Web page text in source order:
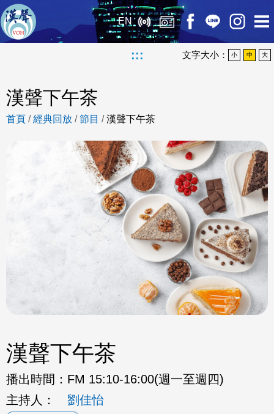
EN
::: 文字大小： 小 中 大
漢聲下午茶
首頁 /經典回放 /節目 /漢聲下午茶
漢聲下午茶
播出時間： FM 15:10-16:00(週一至週四)
主持人：
劉佳怡